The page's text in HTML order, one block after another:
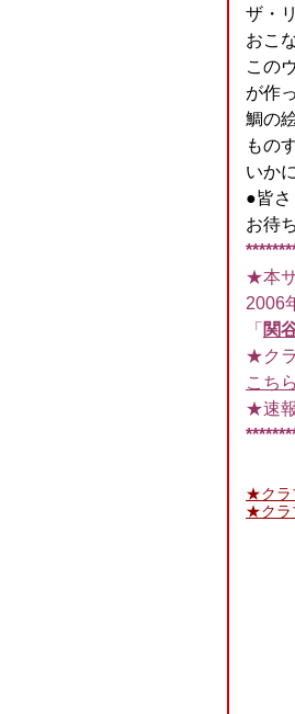
ザ・
おこ
この
が作
鯛の
もの
いか
●皆
お待
★本
2006
「 関
★クラ
こち
★速
★クラ
★クラ